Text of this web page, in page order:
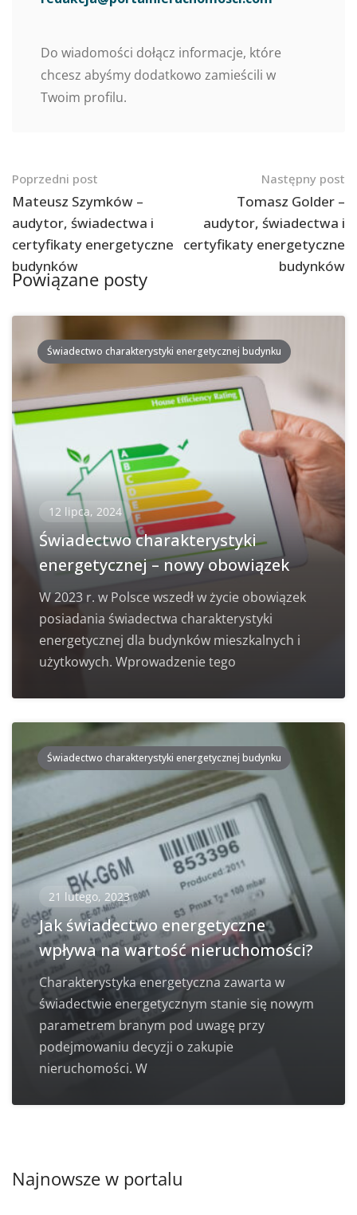
Do wiadomości dołącz informacje, które
chcesz abyśmy dodatkowo zamieścili w
Twoim profilu.
Nawigacja
po
postach
Poprzedni post
Mateusz Szymków –
audytor, świadectwa i
certyfikaty energetyczne
budynków
Następny post
Tomasz Golder –
audytor, świadectwa i
certyfikaty energetyczne
budynków
Powiązane posty
Świadectwo charakterystyki energetycznej budynku
12 lipca, 2024
Świadectwo charakterystyki
energetycznej – nowy obowiązek
W 2023 r. w Polsce wszedł w życie obowiązek
posiadania świadectwa charakterystyki
energetycznej dla budynków mieszkalnych i
użytkowych. Wprowadzenie tego
Świadectwo charakterystyki energetycznej budynku
21 lutego, 2023
Jak świadectwo energetyczne
wpływa na wartość nieruchomości?
Charakterystyka energetyczna zawarta w
świadectwie energetycznym stanie się nowym
parametrem branym pod uwagę przy
podejmowaniu decyzji o zakupie
nieruchomości. W
Najnowsze w portalu